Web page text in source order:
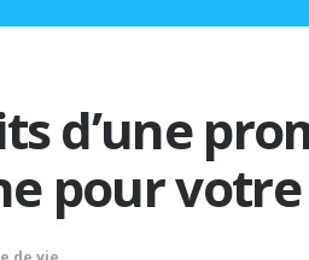
d’une
pour